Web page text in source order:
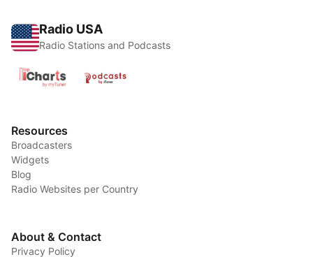
Radio USA
Radio Stations and Podcasts
Resources
Broadcasters
Widgets
Blog
Radio Websites per Country
About & Contact
Privacy Policy